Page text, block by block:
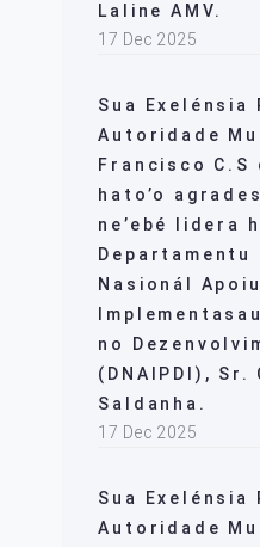
Laline AMV.
17 Dec 2025
Sua Exelénsia
Autoridade
Francisco C.S
hato’o
ne’ebé lidera
Departamentu
Nasionál Apoiu
no
(DNAIPDI), Sr.
Saldanha.
17 Dec 2025
Sua Exelénsia
Autoridade